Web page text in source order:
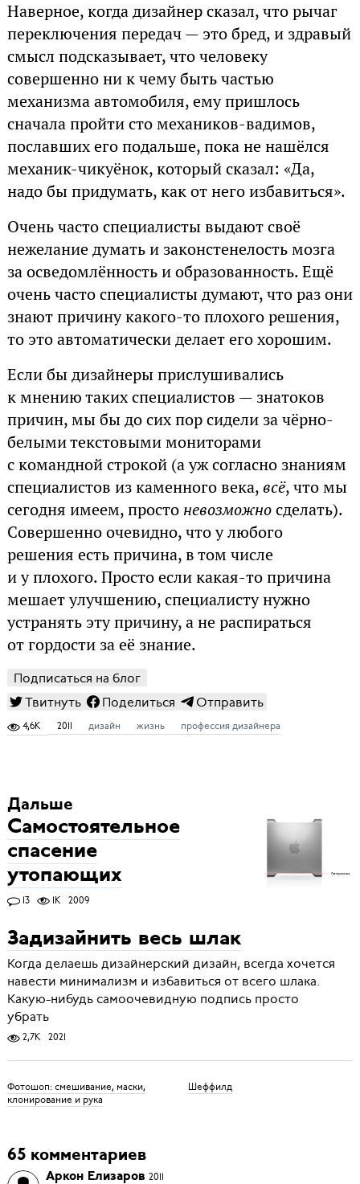
Наверное, когда дизайнер сказал, что рычаг
переключения передач — это бред, и здравый
смысл подсказывает, что человеку
совершенно ни к чему быть частью
механизма автомобиля, ему пришлось
сначала пройти сто механиков-вадимов,
пославших его подальше, пока не нашёлся
механик-чикуёнок, который сказал: «Да,
надо бы придумать, как от него избавиться».
Очень часто специалисты выдают своё
нежелание думать и законстенелость мозга
за осведомлённость и образованность. Ещё
очень часто специалисты думают, что раз они
знают причину какого-то плохого решения,
то это автоматически делает его хорошим.
Если бы дизайнеры прислушивались
к мнению таких специалистов — знатоков
причин, мы бы до сих пор сидели за чёрно-
белыми текстовыми мониторами
с командной строкой (а уж согласно знаниям
специалистов из каменного века,всё, что мы
сегодня имеем, просто невозможносделать).
Совершенно очевидно, что у любого
решения есть причина, в том числе
и у плохого. Просто если какая-то причина
мешает улучшению, специалисту нужно
устранять эту причину, а не распираться
от гордости за её знание.
Подписаться на блог
Твитнуть
Поделиться Отправить
4,6K 2011 дизайн жизнь профессия дизайнера
Дальше
Самостоятельное
спасение
утопающих
13 1K 2009
Задизайнить весь шлак
Когда делаешь дизайнерский дизайн, всегда хочется
навести минимализм и избавиться от всего шлака.
Какую-нибудь самоочевидную подпись просто
убрать
2,7K 2021
Фотошоп: смешивание, маски,
клонирование и рука
Шеффилд
65 комментариев
Аркон Елизаров 2011